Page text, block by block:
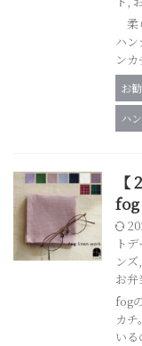
柔
ハ
ン
お
ハ
fog
トデ
ンズ,
お弁
fog
カ
いる